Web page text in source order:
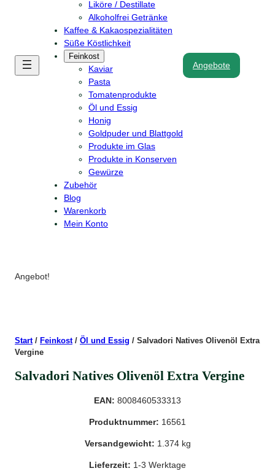
Liköre / Destillate
Alkoholfrei Getränke
Kaffee & Kakaospezialitäten
Süße Köstlichkeit
Feinkost
Kaviar
Pasta
Tomatenprodukte
Öl und Essig
Honig
Goldpuder und Blattgold
Produkte im Glas
Produkte in Konserven
Gewürze
Zubehör
Blog
Warenkorb
Mein Konto
Angebote
Angebot!
Start/ Feinkost/ Öl und Essig / Salvadori Natives Olivenöl Extra
Vergine
Salvadori Natives Olivenöl Extra Vergine
EAN: 8008460533313
Produktnummer: 16561
Versandgewicht: 1.374 kg
Lieferzeit: 1-3 Werktage